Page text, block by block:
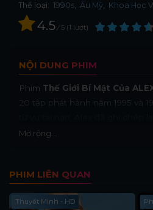
Thể loại: 1990s, Âu Mỹ, Khoa Học
4.5/ 5 1 lượt
NỘI DUNG PHIM
Phim Thế Giới Bí Mật Của
20 tập phát hành năm 1995 và
cô. Khi cô để nó trong một
chuyển đến từ Cincinnati, Louis
thời gian hơn cho mình...
Mở rộng...
PHIM LIÊN QUAN
Thuyết Minh - HD